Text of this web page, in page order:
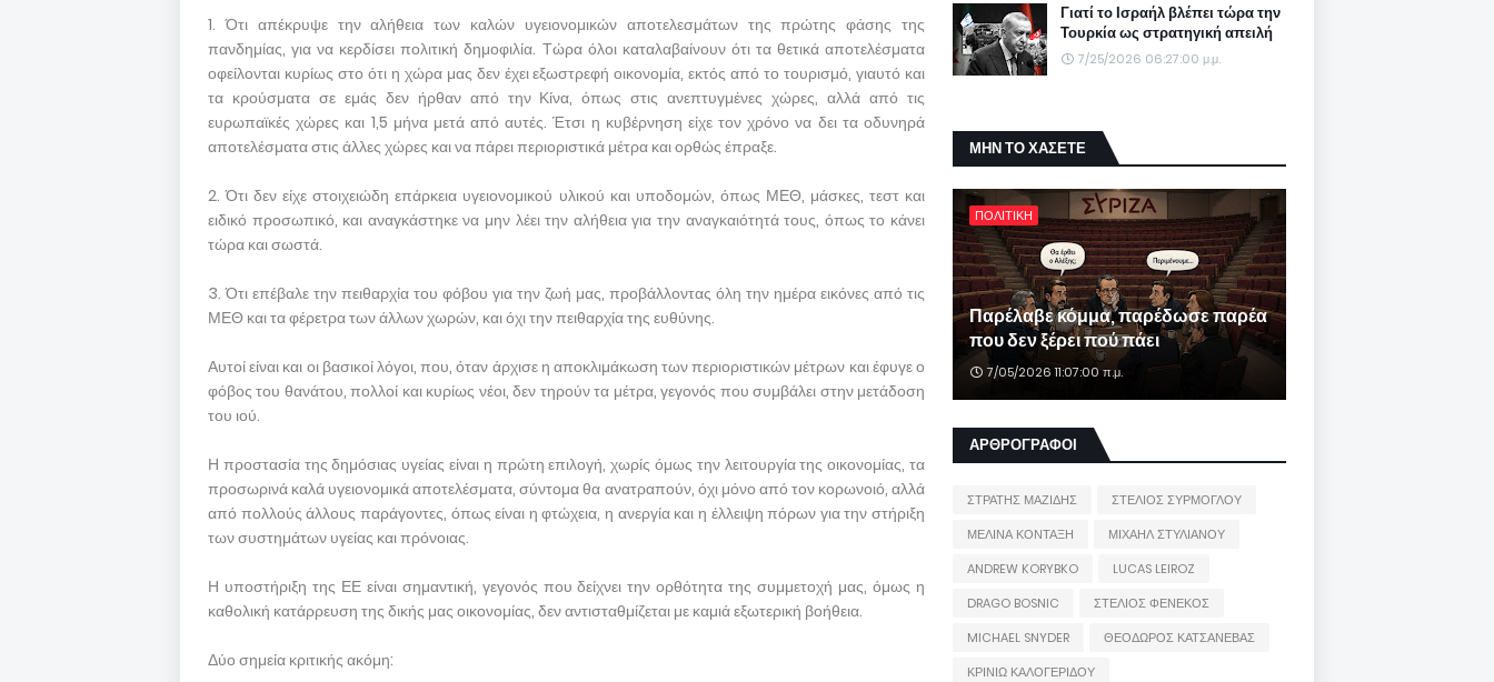
1. Ότι απέκρυψε την αλήθεια των καλών υγειονομικών αποτελεσμάτων της πρώτης φάσης της
πανδημίας, για να κερδίσει πολιτική δημοφιλία. Τώρα όλοι καταλαβαίνουν ότι τα θετικά αποτελέσματα
οφείλονται κυρίως στο ότι η χώρα μας δεν έχει εξωστρεφή οικονομία, εκτός από το τουρισμό, γιαυτό και
τα κρούσματα σε εμάς δεν ήρθαν από την Κίνα, όπως στις ανεπτυγμένες χώρες, αλλά από τις
ευρωπαϊκές χώρες και 1,5 μήνα μετά από αυτές. Έτσι η κυβέρνηση είχε τον χρόνο να δει τα οδυνηρά
αποτελέσματα στις άλλες χώρες και να πάρει περιοριστικά μέτρα και ορθώς έπραξε.
2. Ότι δεν είχε στοιχειώδη επάρκεια υγειονομικού υλικού και υποδομών, όπως ΜΕΘ, μάσκες, τεστ και
ειδικό προσωπικό, και αναγκάστηκε να μην λέει την αλήθεια για την αναγκαιότητά τους, όπως το κάνει
τώρα και σωστά.
3. Ότι επέβαλε την πειθαρχία του φόβου για την ζωή μας, προβάλλοντας όλη την ημέρα εικόνες από τις
ΜΕΘ και τα φέρετρα των άλλων χωρών, και όχι την πειθαρχία της ευθύνης.
Αυτοί είναι και οι βασικοί λόγοι, που, όταν άρχισε η αποκλιμάκωση των περιοριστικών μέτρων και έφυγε ο
φόβος του θανάτου, πολλοί και κυρίως νέοι, δεν τηρούν τα μέτρα, γεγονός που συμβάλει στην μετάδοση
του ιού.
Η προστασία της δημόσιας υγείας είναι η πρώτη επιλογή, χωρίς όμως την λειτουργία της οικονομίας, τα
προσωρινά καλά υγειονομικά αποτελέσματα, σύντομα θα ανατραπούν, όχι μόνο από τον κορωνοιό, αλλά
από πολλούς άλλους παράγοντες, όπως είναι η φτώχεια, η ανεργία και η έλλειψη πόρων για την στήριξη
των συστημάτων υγείας και πρόνοιας.
Η υποστήριξη της ΕΕ είναι σημαντική, γεγονός που δείχνει την ορθότητα της συμμετοχή μας, όμως η
καθολική κατάρρευση της δικής μας οικονομίας, δεν αντισταθμίζεται με καμιά εξωτερική βοήθεια.
Δύο σημεία κριτικής ακόμη:
Γιατί το Ισραήλ βλέπει τώρα την
Τουρκία ως στρατηγική απειλή
7/25/2026 06:27:00 μ.μ.
ΜΗΝ ΤΟ ΧΑΣΕΤΕ
ΠΟΛΙΤΙΚΗ
Παρέλαβε κόμμα, παρέδωσε παρέα
που δεν ξέρει πού πάει
7/05/2026 11:07:00 π.μ.
ΑΡΘΡΟΓΡΑΦΟΙ
ΣΤΡΑΤΗΣ ΜΑΖΙΔΗΣ
ΣΤΕΛΙΟΣ ΣΥΡΜΟΓΛΟΥ
ΜΕΛΙΝΑ ΚΟΝΤΑΞΗ
ΜΙΧΑΗΛ ΣΤΥΛΙΑΝΟΥ
ANDREW KORYBKO
LUCAS LEIROZ
DRAGO BOSNIC
ΣΤΕΛΙΟΣ ΦΕΝΕΚΟΣ
MICHAEL SNYDER
ΘΕΟΔΩΡΟΣ ΚΑΤΣΑΝΕΒΑΣ
ΚΡΙΝΙΩ ΚΑΛΟΓΕΡΙΔΟΥ